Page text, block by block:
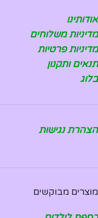
אודותינו
מדיניות משלוחים
מדיניות פרטיות
תנאים ותקנון
בלוג
הצהרת נגישות
מוצרים מבוקשים